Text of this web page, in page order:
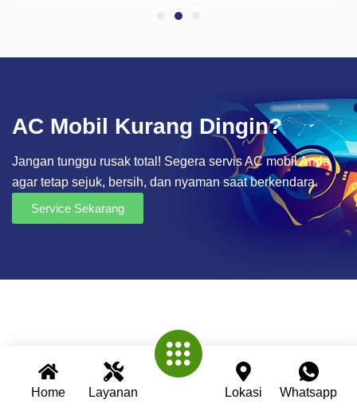
Home Layanan Lokasi Whatsapp
AC Mobil Kurang Dingin?
Jangan tunggu rusak total! Segera servis AC mobil Anda
agar tetap sejuk, bersih, dan nyaman saat berkendara.
Service Sekarang